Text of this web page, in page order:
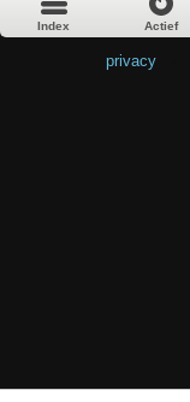
Index Actief
privacy